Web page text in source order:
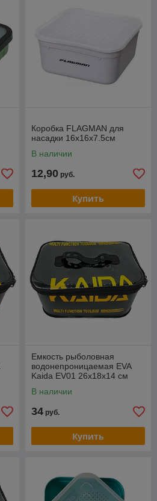
Коробка FLAGMAN для
насадки 16x16x7.5см
В наличии
12,90 руб.
Купить
Емкость рыболовная
водонепроницаемая EVA
Kaida EV01 26х18х14 см
В наличии
34 руб.
Купить